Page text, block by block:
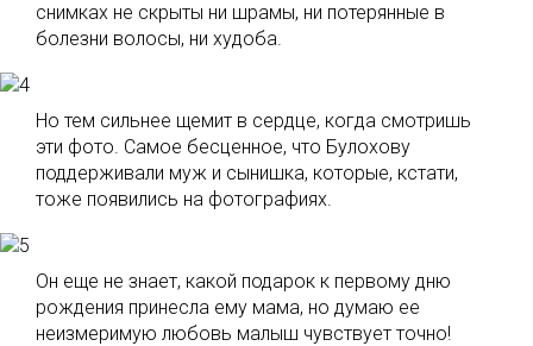
снимках не скрыты ни шрамы, ни потерянные в
болезни волосы, ни худоба.
Но тем сильнее щемит в сердце, когда смотришь
эти фото. Самое бесценное, что Булохову
поддерживали муж и сынишка, которые, кстати,
тоже появились на фотографиях.
Он еще не знает, какой подарок к первому дню
рождения принесла ему мама, но думаю ее
неизмеримую любовь малыш чувствует точно!